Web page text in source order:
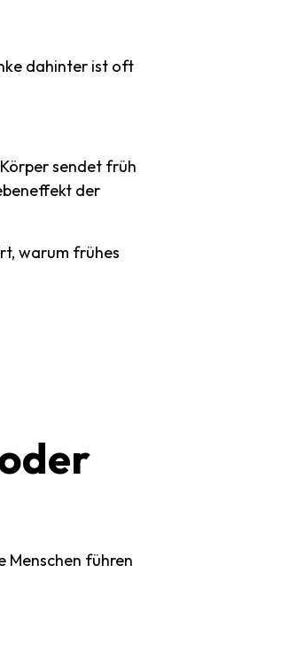
dahinter ist oft
sendet früh
der
warum frühes
Menschen führen